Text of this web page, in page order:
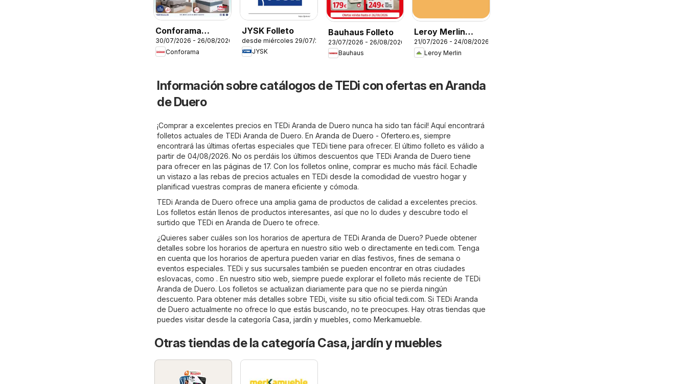
Conforama
Folleto
30/07/2026 - 26/08/2026
Conforama
JYSK Folleto
desde miércoles 29/07/2026
JYSK
Bauhaus Folleto
23/07/2026 - 26/08/2026
Bauhaus
Leroy Merlin
Catálogo
21/07/2026 - 24/08/2026
Leroy Merlin
Información sobre catálogos de TEDi con ofertas en Aranda
de Duero
¡Comprar a excelentes precios en TEDi Aranda de Duero nunca ha sido tan fácil! Aquí encontrará
folletos actuales de TEDi Aranda de Duero. En Aranda de Duero - Ofertero.es , siempre
encontrará las últimas ofertas especiales que TEDi tiene para ofrecer. El último folleto es válido a
partir de 04/08/2026. No os perdáis los últimos descuentos que TEDi Aranda de Duero tiene
para ofrecer en las páginas de 17. Con los folletos online, comprar es mucho más fácil. Echadle
un vistazo a las rebas de precios actuales en TEDi desde la comodidad de vuestro hogar y
planificad vuestras compras de manera eficiente y cómoda.
TEDi Aranda de Duero ofrece una amplia gama de productos de calidad a excelentes precios.
Los folletos están llenos de productos interesantes, así que no lo dudes y descubre todo el
surtido que TEDi en Aranda de Duero te ofrece.
¿Quieres saber cuáles son los horarios de apertura de TEDi Aranda de Duero? Puede obtener
detalles sobre los horarios de apertura en nuestro sitio web o directamente entedi.com. Tenga
en cuenta que los horarios de apertura pueden variar en días festivos, fines de semana o
eventos especiales. TEDi y sus sucursales también se pueden encontrar en otras ciudades
eslovacas, como . En nuestro sitio web, siempre puede explorar el folleto más reciente de TEDi
Aranda de Duero. Los folletos se actualizan diariamente para que no se pierda ningún
descuento. Para obtener más detalles sobre TEDi, visite su sitio oficialtedi.com. Si TEDi Aranda
de Duero actualmente no ofrece lo que estás buscando, no te preocupes. Hay otras tiendas que
puedes visitar desde la categoría Casa, jardín y muebles , como Merkamueble.
Otras tiendas de la categoría Casa, jardín y muebles